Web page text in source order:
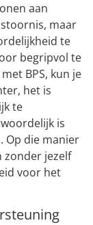
aan
maar
te
begripvol te
BPS, kun je
het is
te
is
Op die manier
zonder jezelf
voor het